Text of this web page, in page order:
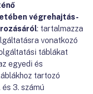
végrehajtás-
: tartalmazza
vonatkozó
táblákat
egyedi és
tartozó
3. számú